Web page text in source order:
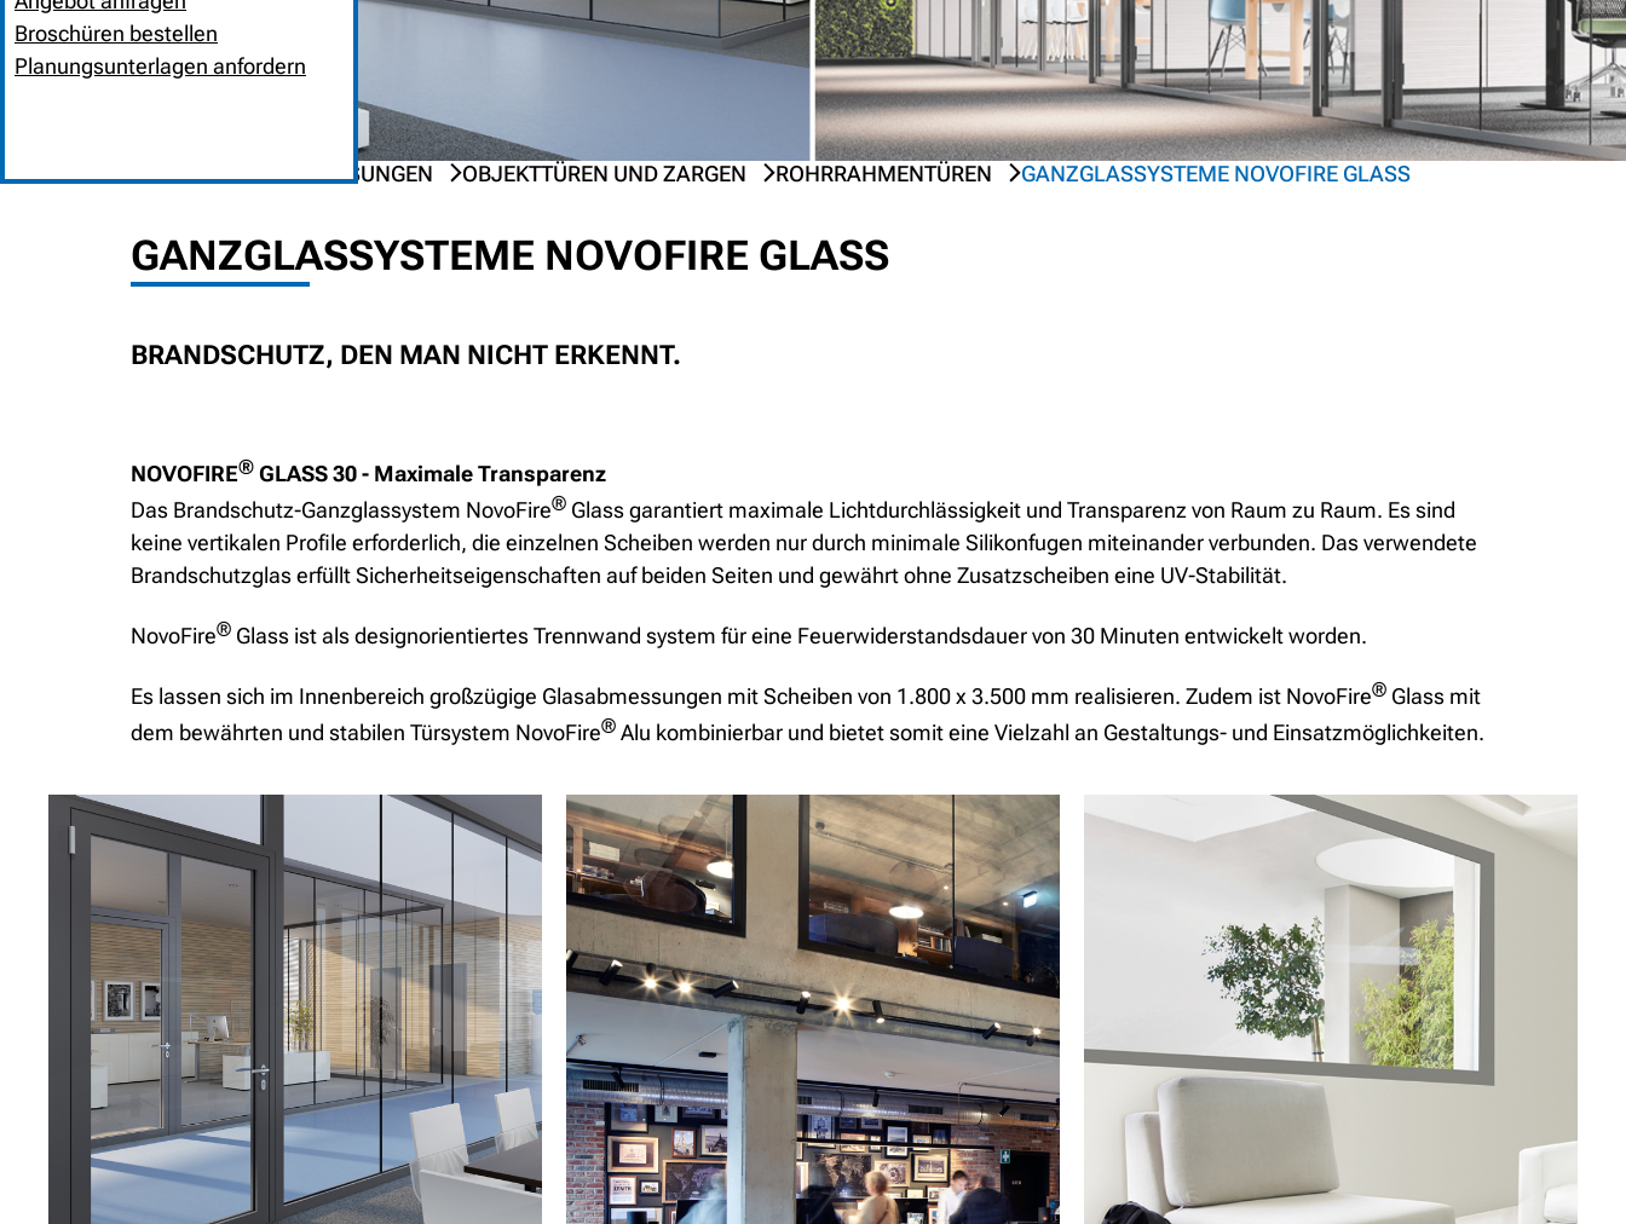
Broschüren bestellen
Planungsunterlagen anfordern
HOME PRODUKTLÖSUNGEN OBJEKTTÜREN UND ZARGEN ROHRRAHMENTÜREN GANZGLASSYSTEME NOVOFIRE GLASS
GANZGLASSYSTEME NOVOFIRE GLASS
BRANDSCHUTZ, DEN MAN NICHT ERKENNT.
NOVOFIRE® GLASS 30 - Maximale Transparenz
Das Brandschutz-Ganzglassystem NovoFire® Glass garantiert maximale Lichtdurchlässigkeit und Transparenz von Raum zu Raum. Es sind
keine vertikalen Profile erforderlich, die einzelnen Scheiben werden nur durch minimale Silikonfugen miteinander verbunden. Das verwendete
Brandschutzglas erfüllt Sicherheitseigenschaften auf beiden Seiten und gewährt ohne Zusatzscheiben eine UV-Stabilität.
NovoFire® Glass ist als designorientiertes Trennwand system für eine Feuerwiderstandsdauer von 30 Minuten entwickelt worden.
Es lassen sich im Innenbereich großzügige Glasabmessungen mit Scheiben von 1.800 x 3.500 mm realisieren. Zudem ist NovoFire® Glass mit
dem bewährten und stabilen Türsystem NovoFire® Alu kombinierbar und bietet somit eine Vielzahl an Gestaltungs- und Einsatzmöglichkeiten.